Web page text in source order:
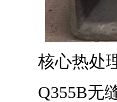
核心热处理
Q355B无缝